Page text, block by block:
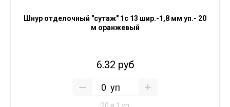
Шнур отделочный "сутаж" 1с 13 шир.-1,8 мм уп.- 20
м оранжевый
6.32 руб
уп